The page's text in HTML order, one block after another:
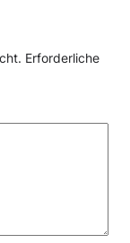
Erforderliche